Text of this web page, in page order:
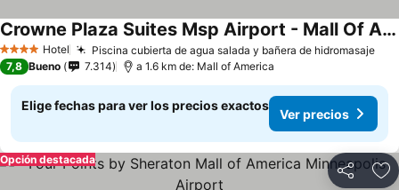
4 EstrellasHotel Piscina cubierta de agua salada y bañera de hidromasaje
Crowne Plaza Suites Msp Airport - Mall Of America By Ihg
7,8 Bueno 7.314 a 1.6 km de: Mall of America
Elige fechas para ver los precios exactos
Ver precios
Compartir
Opción destacada